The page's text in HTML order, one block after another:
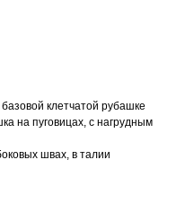
клетчатой рубашке
на пуговицах, с нагрудным
швах, в талии